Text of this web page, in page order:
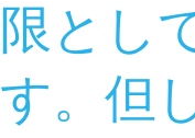
限とし
す。但